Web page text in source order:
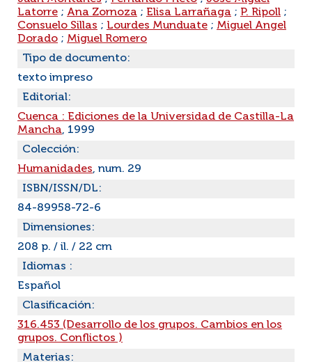
Latorre ; Ana Zornoza ; Elisa Larrañaga ; P. Ripoll ;
Consuelo Sillas ; Lourdes Munduate ; Miguel Angel
Dorado ; Miguel Romero
Tipo de documento:
texto impreso
Editorial:
Cuenca : Ediciones de la Universidad de Castilla-La
Mancha, 1999
Colección:
Humanidades, num. 29
ISBN/ISSN/DL:
84-89958-72-6
Dimensiones:
208 p. / il. / 22 cm
Idiomas :
Español
Clasificación:
316.453 (Desarrollo de los grupos. Cambios en los
grupos. Conflictos )
Materias: